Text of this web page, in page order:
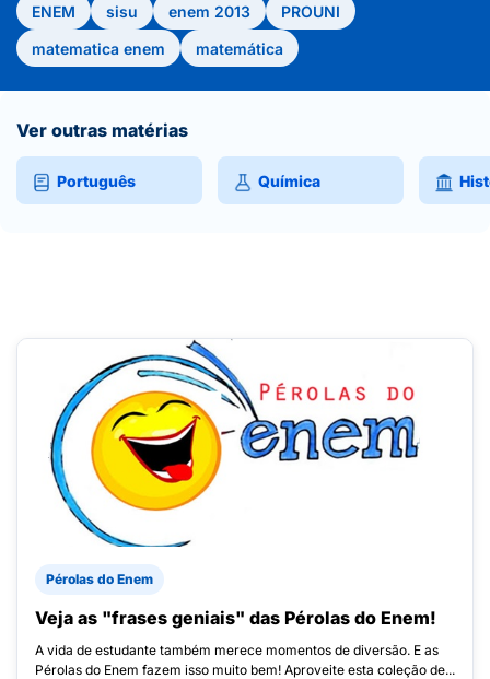
ENEM sisu enem 2013
PROUNI
matematica enem
matemática
Ver outras matérias
Português Química
Pérolas do Enem
Veja as "frases geniais" das Pérolas do Enem!
A vida de estudante também merece momentos de diversão. E as
Pérolas do Enem fazem isso muito bem! Aproveite esta coleção de...